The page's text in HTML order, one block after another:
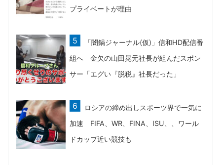
プライベートが理由
「闇鍋ジャーナル(仮)」信和HD配信番
組へ 金欠の山田晃元社長が組んだスポン
サー「エグい『脱税』社長だった」
ロシアの締め出しスポーツ界で一気に
加速 FIFA、WR、FINA、ISU、、ワール
ドカップ近い競技も